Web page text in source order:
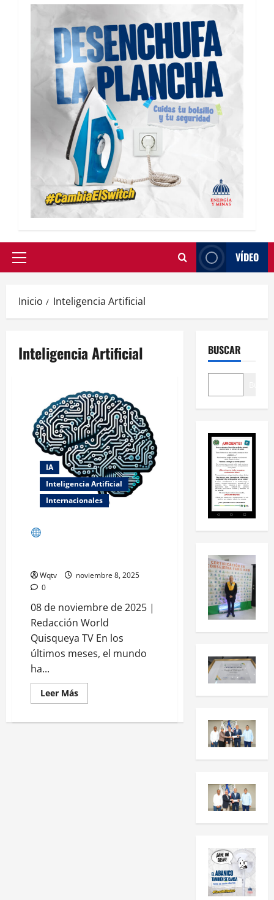
VÍDEO
Inicio Inteligencia Artificial
Inteligencia Artificial
IA
Inteligencia Artificial
Internacionales
Wqtv
noviembre 8, 2025
0
08 de noviembre de 2025 |
Redacción World
Quisqueya TV En los
últimos meses, el mundo
ha...
Leer Más
BUSCAR